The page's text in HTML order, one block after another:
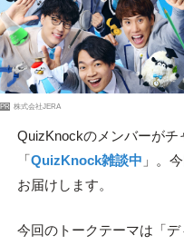
PR 株式会社JERA
QuizKnockのメンバーがチ
「QuizKnock雑談中 」。
お届けします。
今回のトークテーマは「